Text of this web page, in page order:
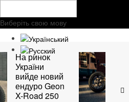
Виберіть свою мову
На ринок
України
вийде новий
ендуро Geon
X-Road 250